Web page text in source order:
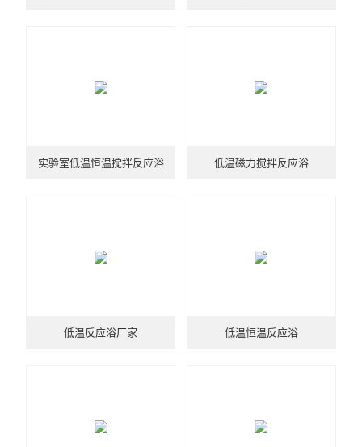
实验室低温恒温搅拌反应浴 低温磁力搅拌反应浴
低温反应浴厂家 低温恒温反应浴